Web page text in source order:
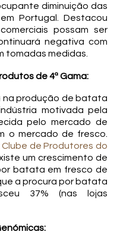
diminuição das
Portugal. Destacou
possam ser
negativa com
tomadas medidas.
de 4ª Gama:
na produção de batata
motivada pela
pelo mercado de
o mercado de fresco.
Clube de Produtores do
um crescimento de
batata em fresco de
a procura por batata
37% (nas lojas